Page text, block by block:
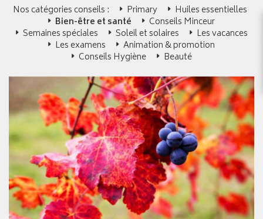
Nos catégories conseils : Primary
Huiles essentielles
Bien-être et santé
Conseils Minceur
Semaines spéciales
Soleil et solaires
Les vacances
Les examens
Animation & promotion
Conseils Hygiène
Beauté